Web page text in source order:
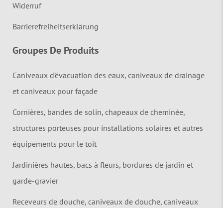
Widerruf
Barrierefreiheitserklärung
Groupes De Produits
Caniveaux d’évacuation des eaux, caniveaux de drainage
et caniveaux pour façade
Cornières, bandes de solin, chapeaux de cheminée,
structures porteuses pour installations solaires et autres
équipements pour le toit
Jardinières hautes, bacs à fleurs, bordures de jardin et
garde-gravier
Receveurs de douche, caniveaux de douche, caniveaux